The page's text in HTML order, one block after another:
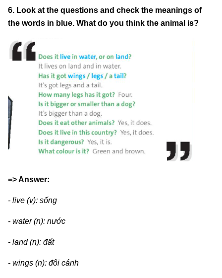
6. Look at the questions and check the meanings of
the words in blue. What do you think the animal is?
=> Answer:
- live (v): sống
- water (n): nước
- land (n): đất
- wings (n): đôi cánh